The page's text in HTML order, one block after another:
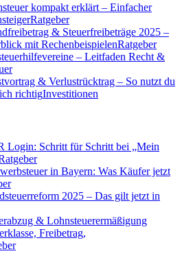
kompakt erklärt – Einfacher
Ratgeber
& Steuerfreibeträge 2025 –
mit RechenbeispielenRatgeber
– Leitfaden Recht &
& Verlustrücktrag – So nutzt du
richtigInvestitionen
Login: Schritt für Schritt bei „Mein
in Bayern: Was Käufer jetzt
2025 – Das gilt jetzt in
& Lohnsteuerermäßigung
Freibetrag,